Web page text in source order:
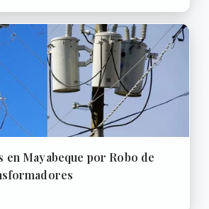
en Mayabeque por Robo de